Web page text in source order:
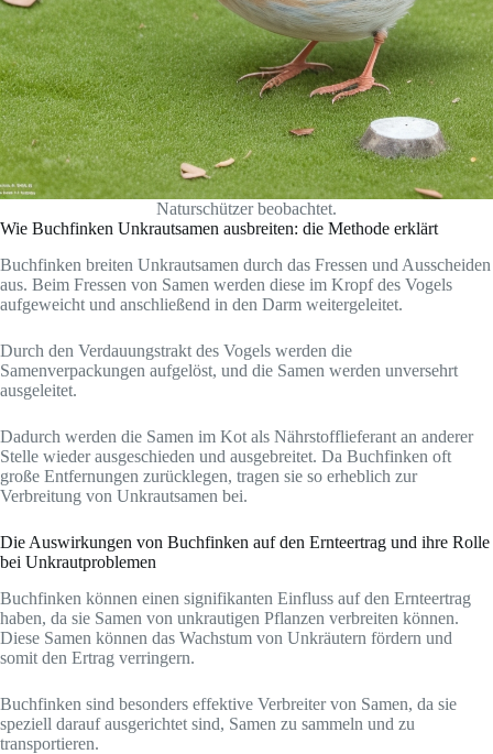
Naturschützer beobachtet.
Wie Buchfinken Unkrautsamen ausbreiten: die Methode erklärt
Buchfinken breiten Unkrautsamen durch das Fressen und Ausscheiden
aus. Beim Fressen von Samen werden diese im Kropf des Vogels
aufgeweicht und anschließend in den Darm weitergeleitet.
Durch den Verdauungstrakt des Vogels werden die
Samenverpackungen aufgelöst, und die Samen werden unversehrt
ausgeleitet.
Dadurch werden die Samen im Kot als Nährstofflieferant an anderer
Stelle wieder ausgeschieden und ausgebreitet. Da Buchfinken oft
große Entfernungen zurücklegen, tragen sie so erheblich zur
Verbreitung von Unkrautsamen bei.
Die Auswirkungen von Buchfinken auf den Ernteertrag und ihre Rolle
bei Unkrautproblemen
Buchfinken können einen signifikanten Einfluss auf den Ernteertrag
haben, da sie Samen von unkrautigen Pflanzen verbreiten können.
Diese Samen können das Wachstum von Unkräutern fördern und
somit den Ertrag verringern.
Buchfinken sind besonders effektive Verbreiter von Samen, da sie
speziell darauf ausgerichtet sind, Samen zu sammeln und zu
transportieren.